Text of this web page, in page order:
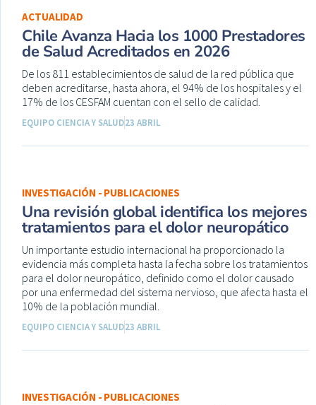
ACTUALIDAD
Chile Avanza Hacia los 1000 Prestadores
de Salud Acreditados en 2026
De los 811 establecimientos de salud de la red pública que
deben acreditarse, hasta ahora, el 94% de los hospitales y el
17% de los CESFAM cuentan con el sello de calidad.
EQUIPO CIENCIA Y SALUD23 ABRIL
INVESTIGACIÓN - PUBLICACIONES
Una revisión global identifica los mejores
tratamientos para el dolor neuropático
Un importante estudio internacional ha proporcionado la
evidencia más completa hasta la fecha sobre los tratamientos
para el dolor neuropático, definido como el dolor causado
por una enfermedad del sistema nervioso, que afecta hasta el
10% de la población mundial.
EQUIPO CIENCIA Y SALUD23 ABRIL
INVESTIGACIÓN - PUBLICACIONES